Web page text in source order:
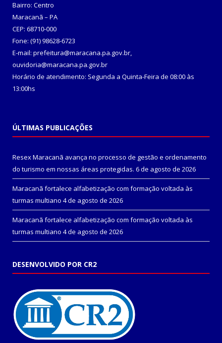
Bairro: Centro
Maracanã – PA
CEP: 68710-000
Fone: (91) 98628-6723
E-mail: prefeitura@maracana.pa.gov.br,
ouvidoria@maracana.pa.gov.br
Horário de atendimento: Segunda a Quinta-Feira de 08:00 às
13:00hs
ÚLTIMAS PUBLICAÇÕES
Resex Maracanã avança no processo de gestão e ordenamento
do turismo em nossas áreas protegidas. 6 de agosto de 2026
Maracanã fortalece alfabetização com formação voltada às
turmas multiano 4 de agosto de 2026
Maracanã fortalece alfabetização com formação voltada às
turmas multiano 4 de agosto de 2026
DESENVOLVIDO POR CR2